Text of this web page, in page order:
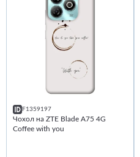
F1359197
Чохол на ZTE Blade A75 4G
Coffee with you